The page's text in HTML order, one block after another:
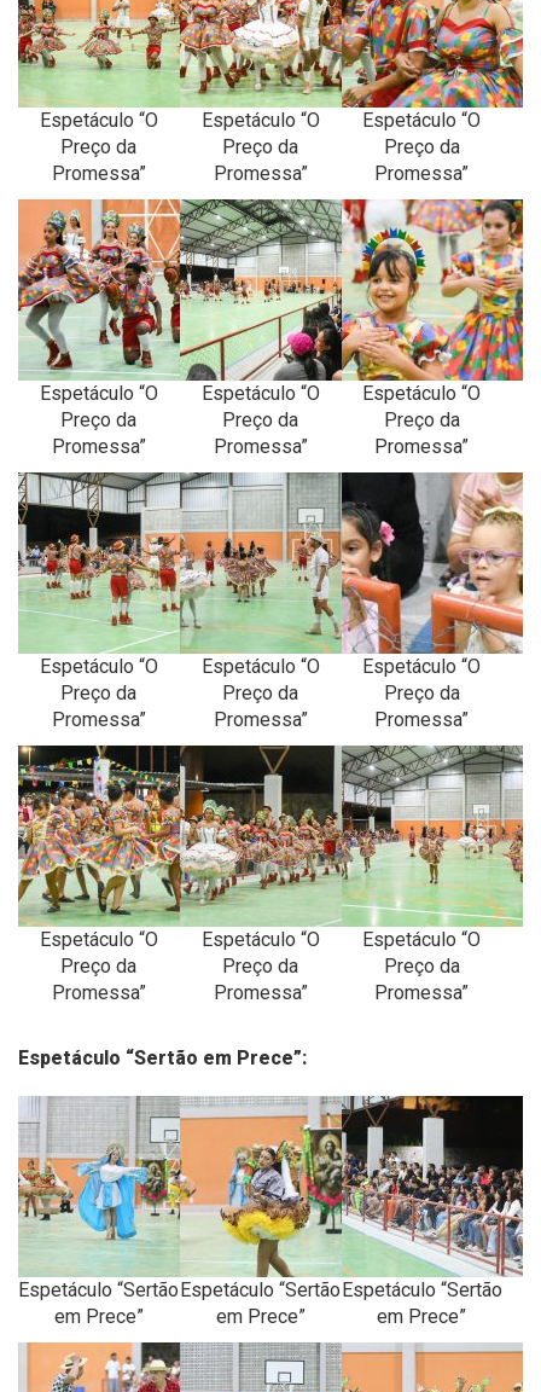
Espetáculo “O
Preço da
Promessa”
Espetáculo “O
Preço da
Promessa”
Espetáculo “O
Preço da
Promessa”
Espetáculo “O
Preço da
Promessa”
Espetáculo “O
Preço da
Promessa”
Espetáculo “O
Preço da
Promessa”
Espetáculo “O
Preço da
Promessa”
Espetáculo “O
Preço da
Promessa”
Espetáculo “O
Preço da
Promessa”
Espetáculo “O
Preço da
Promessa”
Espetáculo “O
Preço da
Promessa”
Espetáculo “O
Preço da
Promessa”
Espetáculo “Sertão em Prece”:
Espetáculo “Sertão
em Prece”
Espetáculo “Sertão
em Prece”
Espetáculo “Sertão
em Prece”